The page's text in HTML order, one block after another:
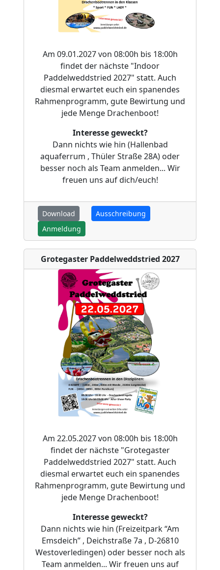
Am 09.01.2027 von 08:00h bis 18:00h
findet der nächste "Indoor
Paddelweddstried 2027" statt. Auch
diesmal erwartet euch ein spanendes
Rahmenprogramm, gute Bewirtung und
jede Menge Drachenboot!
Interesse geweckt?
Dann nichts wie hin (Hallenbad
aquaferrum , Thüler Straße 28A) oder
besser noch als Team anmelden... Wir
freuen uns auf dich/euch!
Download
Ausschreibung
Anmeldung
Grotegaster Paddelweddstried 2027
Am 22.05.2027 von 08:00h bis 18:00h
findet der nächste "Grotegaster
Paddelweddstried 2027" statt. Auch
diesmal erwartet euch ein spanendes
Rahmenprogramm, gute Bewirtung und
jede Menge Drachenboot!
Interesse geweckt?
Dann nichts wie hin (Freizeitpark “Am
Emsdeich” , Deichstraße 7a , D-26810
Westoverledingen) oder besser noch als
Team anmelden... Wir freuen uns auf